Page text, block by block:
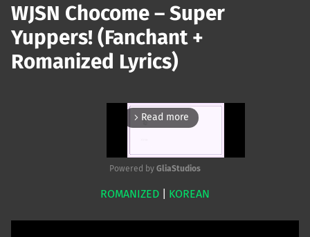
WJSN Chocome – Super
Yuppers! (Fanchant +
Romanized Lyrics)
arrow_forward_ios Read more
Mute
Powered by GliaStudios
ROMANIZED KOREAN